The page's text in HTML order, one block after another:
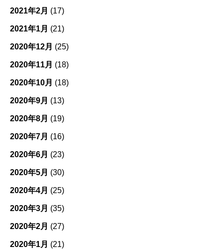
2021年2月 (17)
2021年1月 (21)
2020年12月 (25)
2020年11月 (18)
2020年10月 (18)
2020年9月 (13)
2020年8月 (19)
2020年7月 (16)
2020年6月 (23)
2020年5月 (30)
2020年4月 (25)
2020年3月 (35)
2020年2月 (27)
2020年1月 (21)